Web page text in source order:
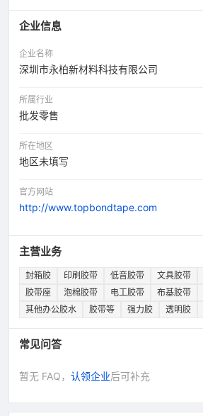
企业信息
企业名称
深圳市永柏新材料科技有限公司
所属行业
批发零售
所在地区
地区未填写
官方网站
http://www.topbondtape.com
主营业务
封箱胶 印刷胶带 低音胶带 文具胶带
胶带座
泡棉胶带 电工胶带 布基胶带
其他办公胶水
胶带等 强力胶 透明胶
常见问答
暂无 FAQ， 认领企业后可补充